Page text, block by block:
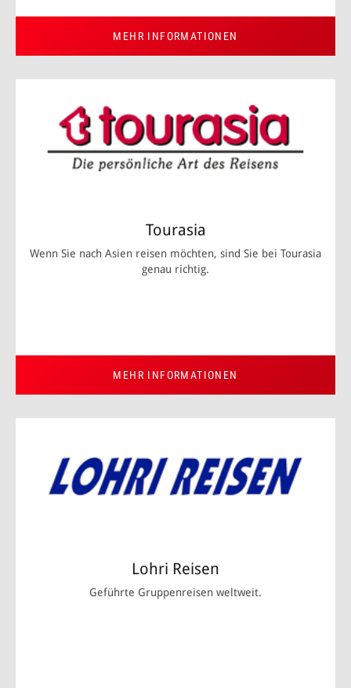
MEHR INFORMATIONEN
Tourasia
Wenn Sie nach Asien reisen möchten, sind Sie bei Tourasia
genau richtig.
MEHR INFORMATIONEN
Lohri Reisen
Geführte Gruppenreisen weltweit.